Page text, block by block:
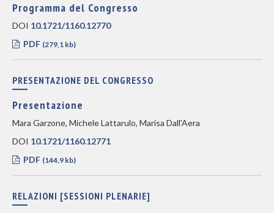
Programma del Congresso
DOI 10.1721/1160.12770
PDF (279,1 kb)
PRESENTAZIONE DEL CONGRESSO
Presentazione
Mara Garzone, Michele Lattarulo, Marisa Dall'Aera
DOI 10.1721/1160.12771
PDF (144,9 kb)
RELAZIONI [SESSIONI PLENARIE]